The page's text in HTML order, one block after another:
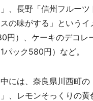
、長野「信州フルー
の味がする」という
円）、ケーキのデコレ
1パック580円）など。
には、奈良県川西町の
、レモンそっくりの